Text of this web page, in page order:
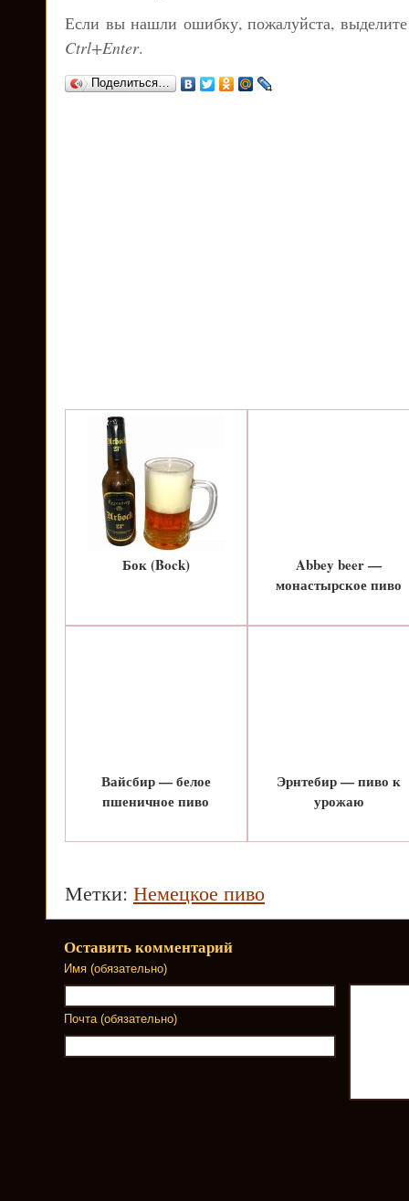
Если вы нашли ошибку, пожалуйста,
Ctrl+Enter.
Поделиться…
Бок (Bock)
Abbey beer —
монастырское пиво
Вайсбир — белое
пшеничное пиво
Эрнтебир — пиво к
урожаю
Метки: Немецкое пиво
Оставить комментарий
Имя (обязательно)
Почта (обязательно)